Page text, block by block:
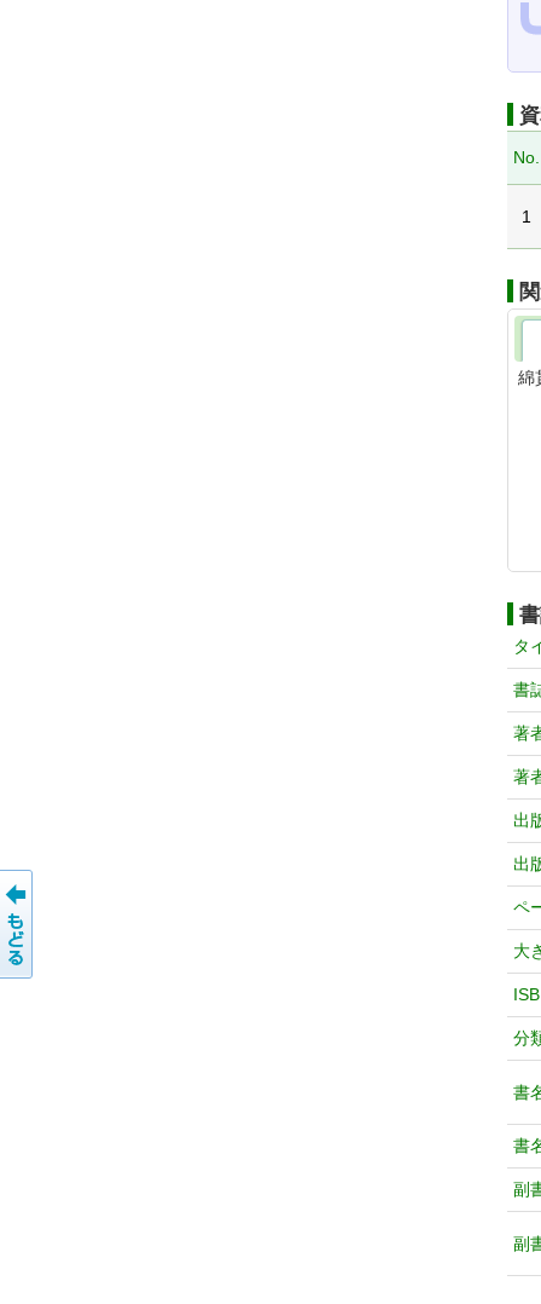
No.
1
綿
タ
書
著
著
出
出
ペ
大
分
書
書
副
副